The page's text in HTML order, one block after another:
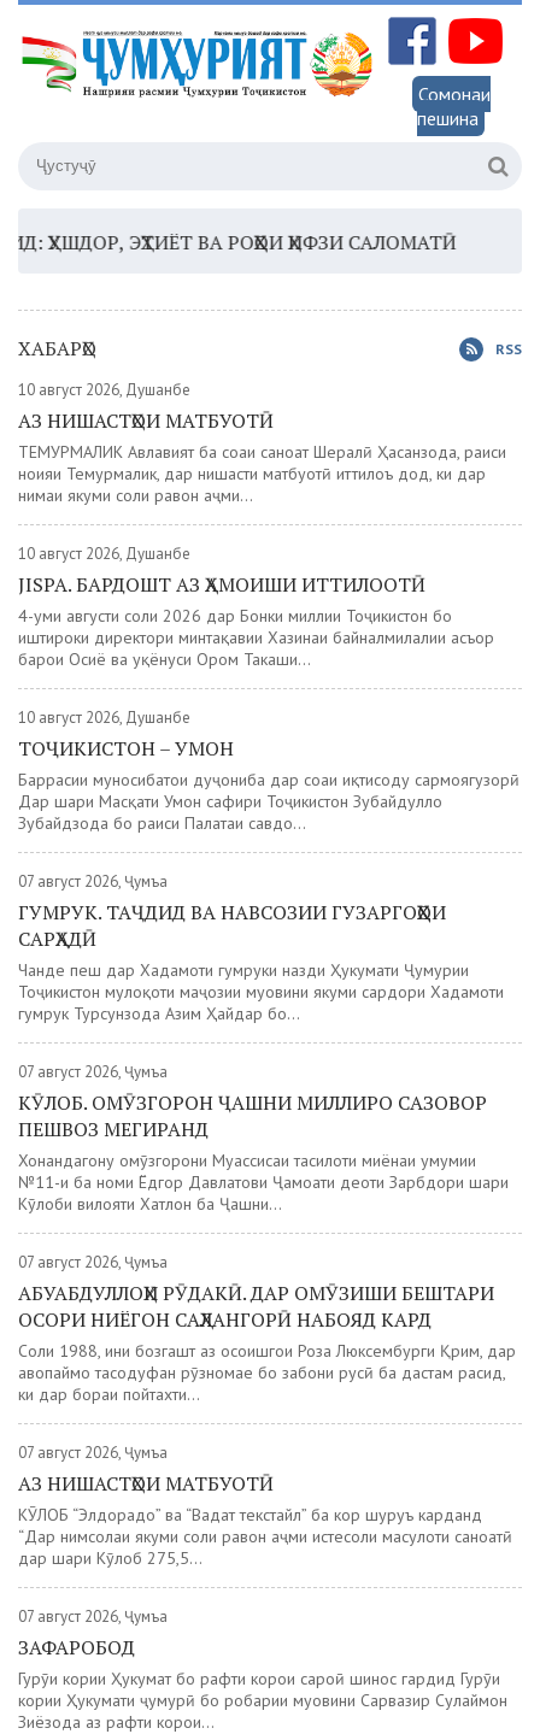
Сомонаи
пешина
ЭҲТИЁТ ВА РОҲҲОИ ҲИФЗИ САЛОМАТӢ16:35 –
ХАБАРҲО RSS
10 август 2026, Душанбе
АЗ НИШАСТҲОИ МАТБУОТӢ
ТЕМУРМАЛИК Авлавият ба соҳаи саноат Шералӣ Ҳасанзода, раиси
ноҳияи Темурмалик, дар нишасти матбуотӣ иттилоъ дод, ки дар
нимаи якуми соли равон ҳаҷми...
10 август 2026, Душанбе
JISPA. БАРДОШТ АЗ ҲАМОИШИ ИТТИЛООТӢ
4-уми августи соли 2026 дар Бонки миллии Тоҷикистон бо
иштироки директори минтақавии Хазинаи байналмилалии асъор
барои Осиё ва уқёнуси Ором Такаши...
10 август 2026, Душанбе
ТОҶИКИСТОН – УМОН
Баррасии муносибатҳои дуҷониба дар соҳаи иқтисоду сармоягузорӣ
Дар шаҳри Масқати Умон сафири Тоҷикистон Зубайдулло
Зубайдзода бо раиси Палатаи савдо...
07 август 2026, Ҷумъа
ГУМРУК. ТАҶДИД ВА НАВСОЗИИ ГУЗАРГОҲҲОИ
САРҲАДӢ
Чанде пеш дар Хадамоти гумруки назди Ҳукумати Ҷумҳурии
Тоҷикистон мулоқоти маҷозии муовини якуми сардори Хадамоти
гумрук Турсунзода Азим Ҳайдар бо...
07 август 2026, Ҷумъа
КӮЛОБ. ОМӮЗГОРОН ҶАШНИ МИЛЛИРО САЗОВОР
ПЕШВОЗ МЕГИРАНД
Хонандагону омӯзгорони Муассисаи таҳсилоти миёнаи умумии
№11-и ба номи Ёдгор Давлатови Ҷамоати деҳоти Зарбдори шаҳри
Кӯлоби вилояти Хатлон ба Ҷашни...
07 август 2026, Ҷумъа
АБУАБДУЛЛОҲИ РӮДАКӢ. ДАР ОМӮЗИШИ БЕШТАРИ
ОСОРИ НИЁГОН САҲЛАНГОРӢ НАБОЯД КАРД
Соли 1988, ҳини бозгашт аз осоишгоҳи Роза Люксембурги Қрим, дар
ҳавопаймо тасодуфан рӯзномае бо забони русӣ ба дастам расид,
ки дар бораи пойтахти...
07 август 2026, Ҷумъа
АЗ НИШАСТҲОИ МАТБУОТӢ
КӮЛОБ “Элдорадо” ва “Ваҳдат текстайл” ба кор шуруъ карданд
“Дар нимсолаи якуми соли равон ҳаҷми истеҳсоли маҳсулоти саноатӣ
дар шаҳри Кӯлоб 275,5...
07 август 2026, Ҷумъа
ЗАФАРОБОД
Гурӯҳи кории Ҳукумат бо рафти корҳои саҳроӣ шинос гардид Гурӯҳи
кории Ҳукумати ҷумҳурӣ бо роҳбарии муовини Сарвазир Сулаймон
Зиёзода аз рафти корҳои...